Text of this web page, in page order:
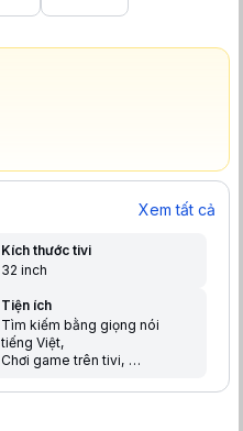
Xem tất cả
Kích thước tivi
32 inch
Tiện ích
Tìm kiếm bằng giọng nói
tiếng Việt
Chơi game trên tivi
lên tivi